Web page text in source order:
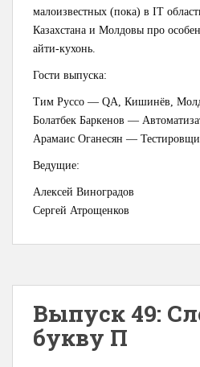
малоизвестных (пока) в IT
Казахстана и Молдовы про
айти-кухонь.
Гости выпуска:
Тим Руссо — QA, Кишинёв,
Болатбек Баркенов —
Арамаис Оганесян —
Ведущие:
Алексей Виноградов
Сергей Атрощенков
Выпуск 49:
букву П